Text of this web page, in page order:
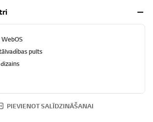
pults
PIEVIENOT SALĪDZINĀŠANAI